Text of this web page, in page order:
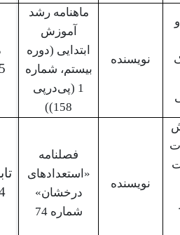
نویسنده
ماهنامه رشد
آموزش
ابتدایی (دوره
بیستم، شماره
1 (پی‌درپی
158))
نویسنده
فصلنامه
«استعدادهای
درخشان»‌
شماره 74